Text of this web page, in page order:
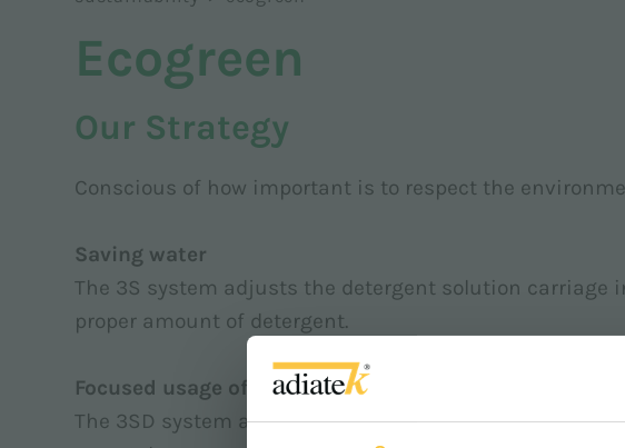
Ecogreen
Our Strategy
Conscious of how important is to respect the
Saving water
The 3S system adjusts the detergent solution carriage
proper amount of detergent.
Focused usage of chemicals
The 3SD system allows a precise consumption of